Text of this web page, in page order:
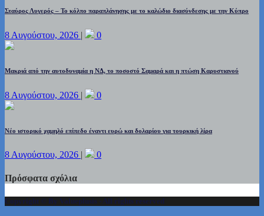
Σταύρος Λυγερός – Το κόλπο παραπλάνησης με το καλώδιο διασύνδεσης με την Κύπρο
8 Αυγούστου, 2026 | 0
Μακριά από την αυτοδυναμία η ΝΔ, το ποσοστό Σαμαρά και η πτώση Καρυστιανού
8 Αυγούστου, 2026 | 0
Νέο ιστορικό χαμηλό επίπεδο έναντι ευρώ και δολαρίου για τουρκική λίρα
8 Αυγούστου, 2026 0
Πρόσφατα σχόλια
Copyright © By Valueplusis - All rights reserved